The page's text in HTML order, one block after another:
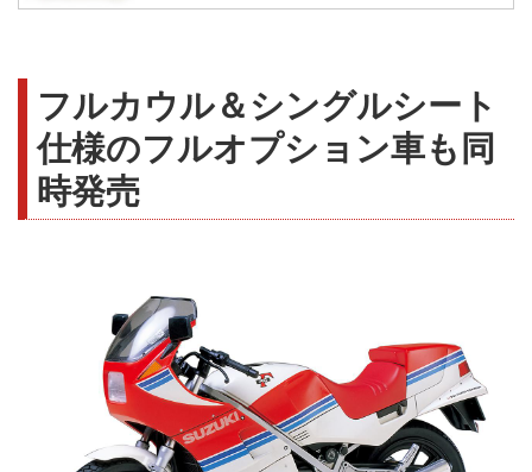
フルカウル＆シングルシート
仕様のフルオプション車も同
時発売